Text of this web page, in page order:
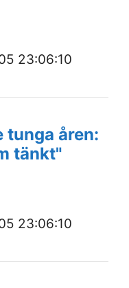
23:06:10
tunga åren:
tänkt"
23:06:10